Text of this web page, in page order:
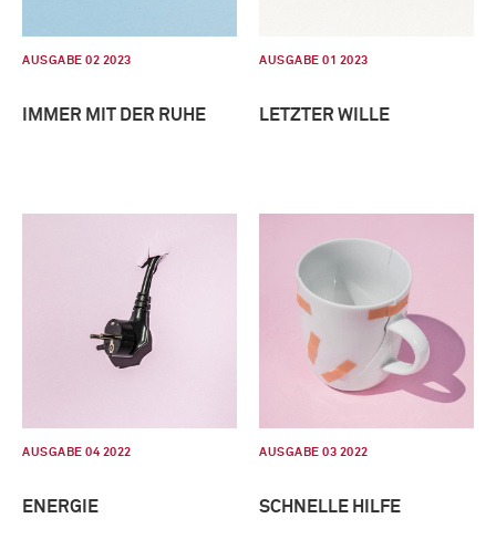
AUSGABE 02 2023
IMMER MIT DER RUHE
AUSGABE 01 2023
LETZTER WILLE
AUSGABE 04 2022
ENERGIE
AUSGABE 03 2022
SCHNELLE HILFE